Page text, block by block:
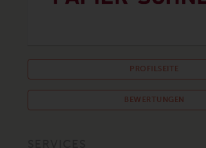
PROFILSEITE
BEWERTUNGEN